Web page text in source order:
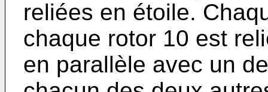
reliées en étoile.
chaque rotor 10 est
en parallèle avec un